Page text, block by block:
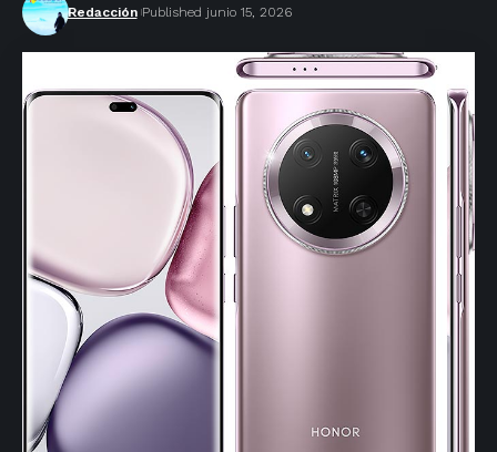
Redacción Published junio 15, 2026